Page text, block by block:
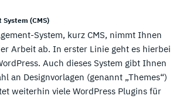
(CMS)
System, kurz CMS, nimmt Ihnen
Arbeit ab. In erster Linie geht es hierbei
Auch dieses System gibt Ihnen
an Designvorlagen (genannt „Themes“)
weiterhin viele WordPress Plugins für